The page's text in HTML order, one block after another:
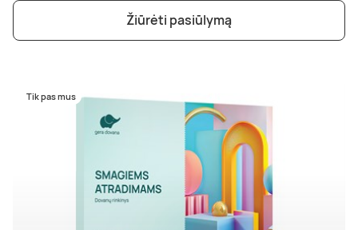
Žiūrėti pasiūlymą
Tik pas mus